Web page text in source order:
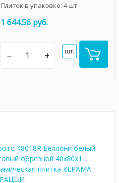
Плиток в упаковке: 4шт
1 644.56 руб.
– + шт.